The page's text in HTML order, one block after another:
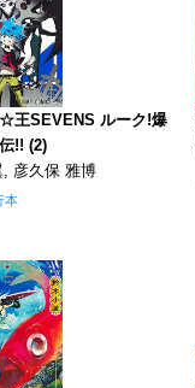
王SEVENS ルーク!爆
!! (2)
, 彦久保 雅博
本